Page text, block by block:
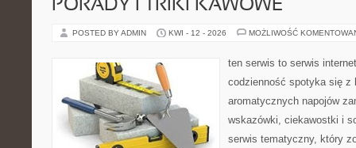
PORADY I TRIKI KAWOWE
POSTED BY ADMIN KWI - 12 - 2026 MOŻLIWOŚĆ
ten serwis to serwis
codzienność spotyka się z
aromatycznych napojów
wskazówki, ciekawostki i
serwis tematyczny, który